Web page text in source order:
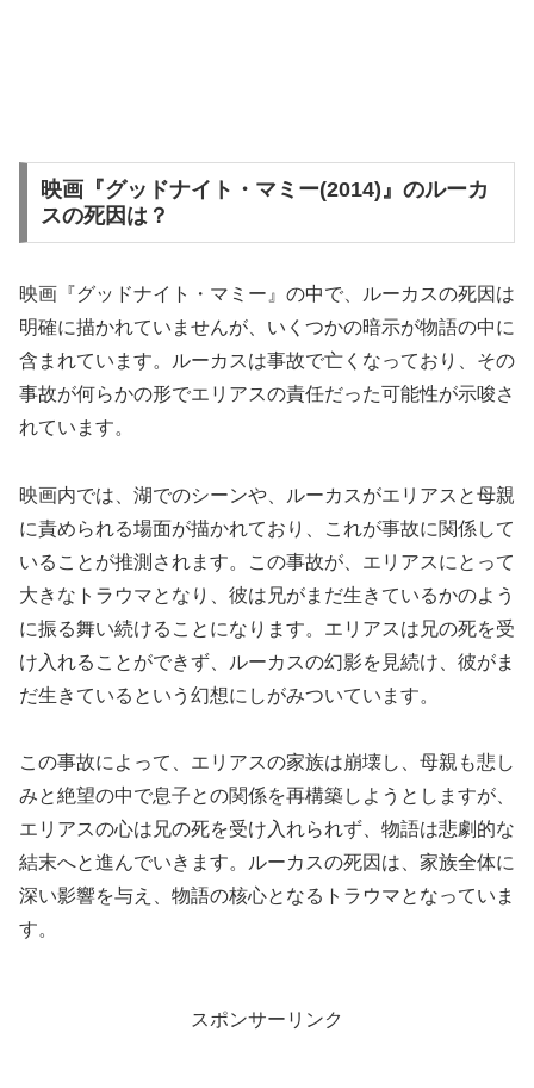
映画『グッドナイト・マミー(2014)』のルーカ
スの死因は？
映画『グッドナイト・マミー』の中で、ルーカスの死因は
明確に描かれていませんが、いくつかの暗示が物語の中に
含まれています。ルーカスは事故で亡くなっており、その
事故が何らかの形でエリアスの責任だった可能性が示唆さ
れています。
映画内では、湖でのシーンや、ルーカスがエリアスと母親
に責められる場面が描かれており、これが事故に関係して
いることが推測されます。この事故が、エリアスにとって
大きなトラウマとなり、彼は兄がまだ生きているかのよう
に振る舞い続けることになります。エリアスは兄の死を受
け入れることができず、ルーカスの幻影を見続け、彼がま
だ生きているという幻想にしがみついています。
この事故によって、エリアスの家族は崩壊し、母親も悲し
みと絶望の中で息子との関係を再構築しようとしますが、
エリアスの心は兄の死を受け入れられず、物語は悲劇的な
結末へと進んでいきます。ルーカスの死因は、家族全体に
深い影響を与え、物語の核心となるトラウマとなっていま
す。
スポンサーリンク